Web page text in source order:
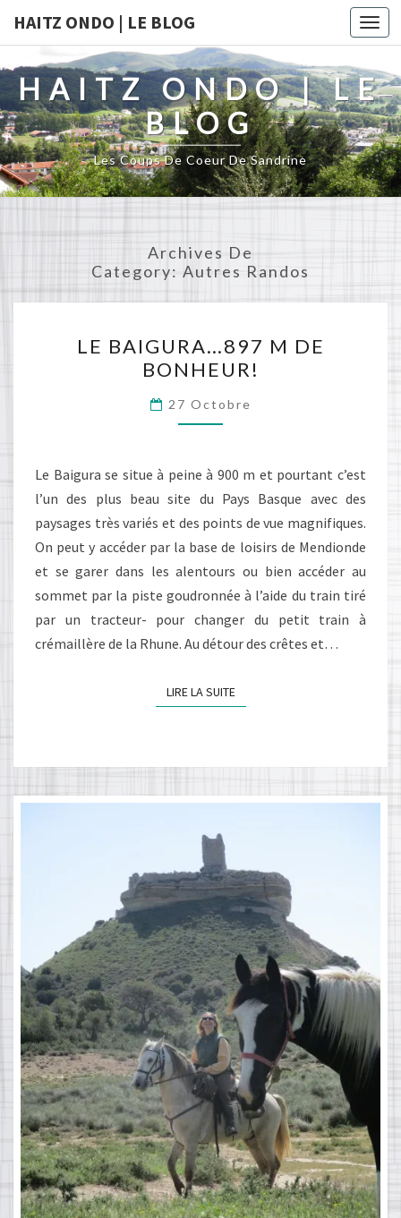
HAITZ ONDO | LE BLOG
HAITZ ONDO | LE
BLOG
Les Coups De Coeur De Sandrine
Archives De
Category: Autres Randos
BAIGURA…
897
M
DE
LE BAIGURA…897 M DE
BONHEUR!
27 Octobre
Le Baigura se situe à peine à 900 m et pourtant c’est
l’un des plus beau site du Pays Basque avec des
paysages très variés et des points de vue magnifiques.
On peut y accéder par la base de loisirs de Mendionde
et se garer dans les alentours ou bien accéder au
sommet par la piste goudronnée à l’aide du train tiré
par un tracteur- pour changer du petit train à
crémaillère de la Rhune. Au détour des crêtes et…
LIRE LA SUITELIRE LA SUITE